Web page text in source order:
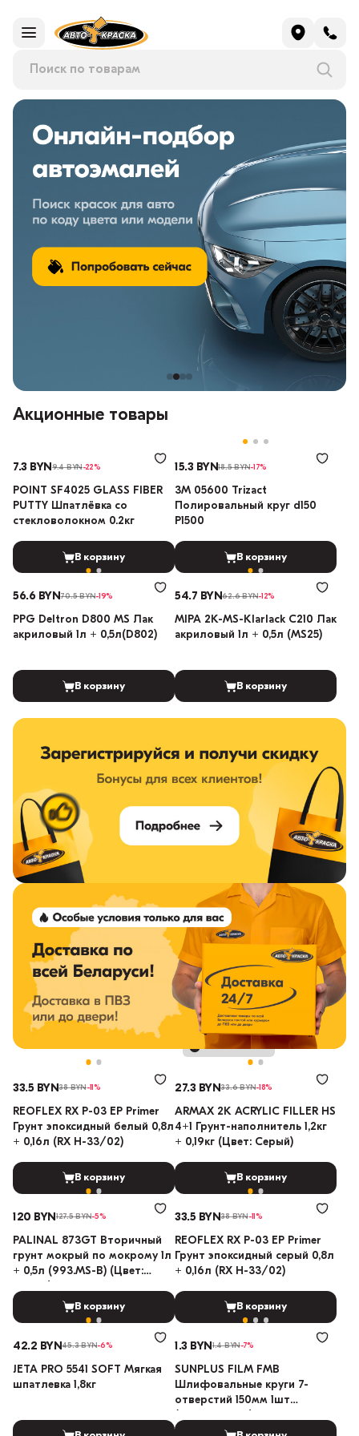
Акционные товары
7.3 BYN9.4 BYN-22%
POINT SF4025 GLASS FIBER
PUTTY Шпатлёвка со
стекловолокном 0.2кг
В корзину
15.3 BYN18.5 BYN-17%
3М 05600 Trizact
Полировальный круг d150
P1500
В корзину
56.6 BYN70.5 BYN-19%
PPG Deltron D800 MS Лак
акриловый 1л + 0,5л(D802)
В корзину
54.7 BYN62.6 BYN-12%
MIPA 2K-MS-Klarlack C210 Лак
акриловый 1л + 0,5л (MS25)
В корзину
Зарегистрируйся и получи
скидку
Доставка по всей
Беларуси!
33.5 BYN38 BYN-11%
REOFLEX RX P-03 EP Primer
Грунт эпоксидный белый 0,8л
+ 0,16л (RX H-33/02)
В корзину
Нет в наличии
27.3 BYN33.6 BYN-18%
ARMAX 2K ACRYLIC FILLER HS
4+1 Грунт-наполнитель 1,2кг
+ 0,19кг (Цвет: Серый)
В корзину
120 BYN 127.5 BYN-5%
PALINAL 873GT Вторичный
грунт мокрый по мокрому 1л
+ 0,5л (993.MS-B) (Цвет:
В корзину
33.5 BYN38 BYN-11%
REOFLEX RX P-03 EP Primer
Грунт эпоксидный серый 0,8л
+ 0,16л (RX H-33/02)
В корзину
42.2 BYN45.3 BYN-6%
JETA PRO 5541 SOFT Мягкая
шпатлевка 1,8кг
1.3 BYN 1.4 BYN-7%
SUNPLUS FILM FMB
Шлифовальные круги 7-
отверстий 150мм 1шт